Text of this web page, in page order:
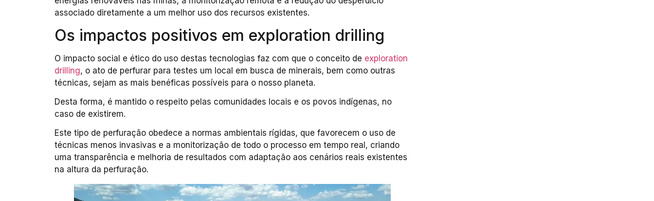
associado diretamente a um melhor uso dos recursos existentes.
Os impactos positivos em exploration drilling
O impacto social e ético do uso destas tecnologias faz com que o conceito de exploration
drilling, o ato de perfurar para testes um local em busca de minerais, bem como outras
técnicas, sejam as mais benéficas possíveis para o nosso planeta.
Desta forma, é mantido o respeito pelas comunidades locais e os povos indígenas, no
caso de existirem.
Este tipo de perfuração obedece a normas ambientais rígidas, que favorecem o uso de
técnicas menos invasivas e a monitorização de todo o processo em tempo real, criando
uma transparência e melhoria de resultados com adaptação aos cenários reais existentes
na altura da perfuração.